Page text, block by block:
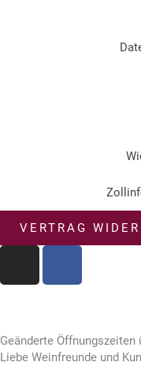
VERTRAG
a
g
b
o
Geänderte Öffnungszeiten
Liebe Weinfreunde und